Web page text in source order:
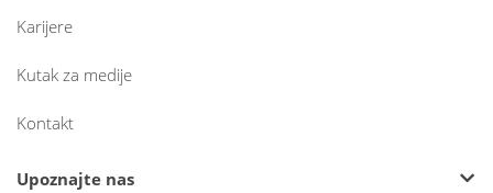
Karijere
Kutak za medije
Kontakt
Upoznajte nas